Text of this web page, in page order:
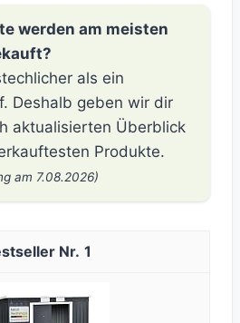
werden am meisten
als ein
Deshalb geben wir dir
aktualisierten Überblick
Produkte.
am 7.08.2026)
1